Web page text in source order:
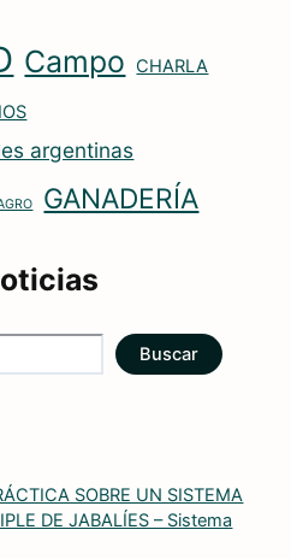
Campo CHARLA
argentinas
GANADERÍA
Buscar
SOBRE UN SISTEMA
DE JABALÍES – Sistema